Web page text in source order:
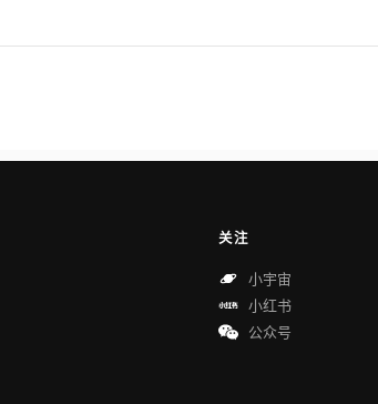
关注
小宇宙
小红书
公众号